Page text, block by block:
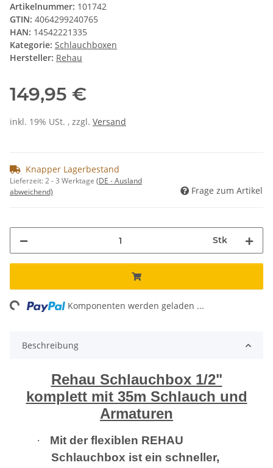
Artikelnummer: 101742
GTIN: 4064299240765
HAN: 14542221335
Kategorie: Schlauchboxen
Hersteller: Rehau
149,95 €
inkl. 19% USt. , zzgl. Versand
Knapper Lagerbestand
Lieferzeit:2 - 3 Werktage (DE - Ausland
abweichend)
Frage zum Artikel
Stk
Komponenten werden geladen ...
Beschreibung
Rehau Schlauchbox 1/2"
komplett mit 35m Schlauch und
Armaturen
·
Mit der flexiblen REHAU
Schlauchbox ist ein schneller,